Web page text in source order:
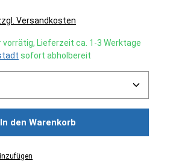
Versandkosten
vorrätig, Lieferzeit ca. 1-3 Werktage
sofort abholbereit
Gib den gewünschten Wert ein
In den Warenkorb